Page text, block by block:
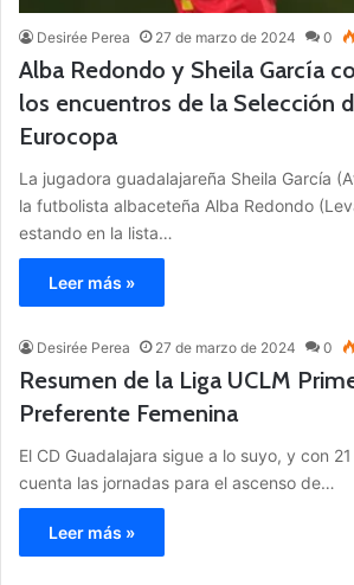
Desirée Perea 27 de marzo de 2024 0
Alba Redondo y Sheila García
los encuentros de la Selección
Eurocopa
La jugadora guadalajareña Sheila García
la futbolista albaceteña Alba Redondo
estando en la lista…
Leer más »
Desirée Perea 27 de marzo de 2024 0
Resumen de la Liga UCLM
Preferente Femenina
El CD Guadalajara sigue a lo suyo, y con
cuenta las jornadas para el ascenso de…
Leer más »